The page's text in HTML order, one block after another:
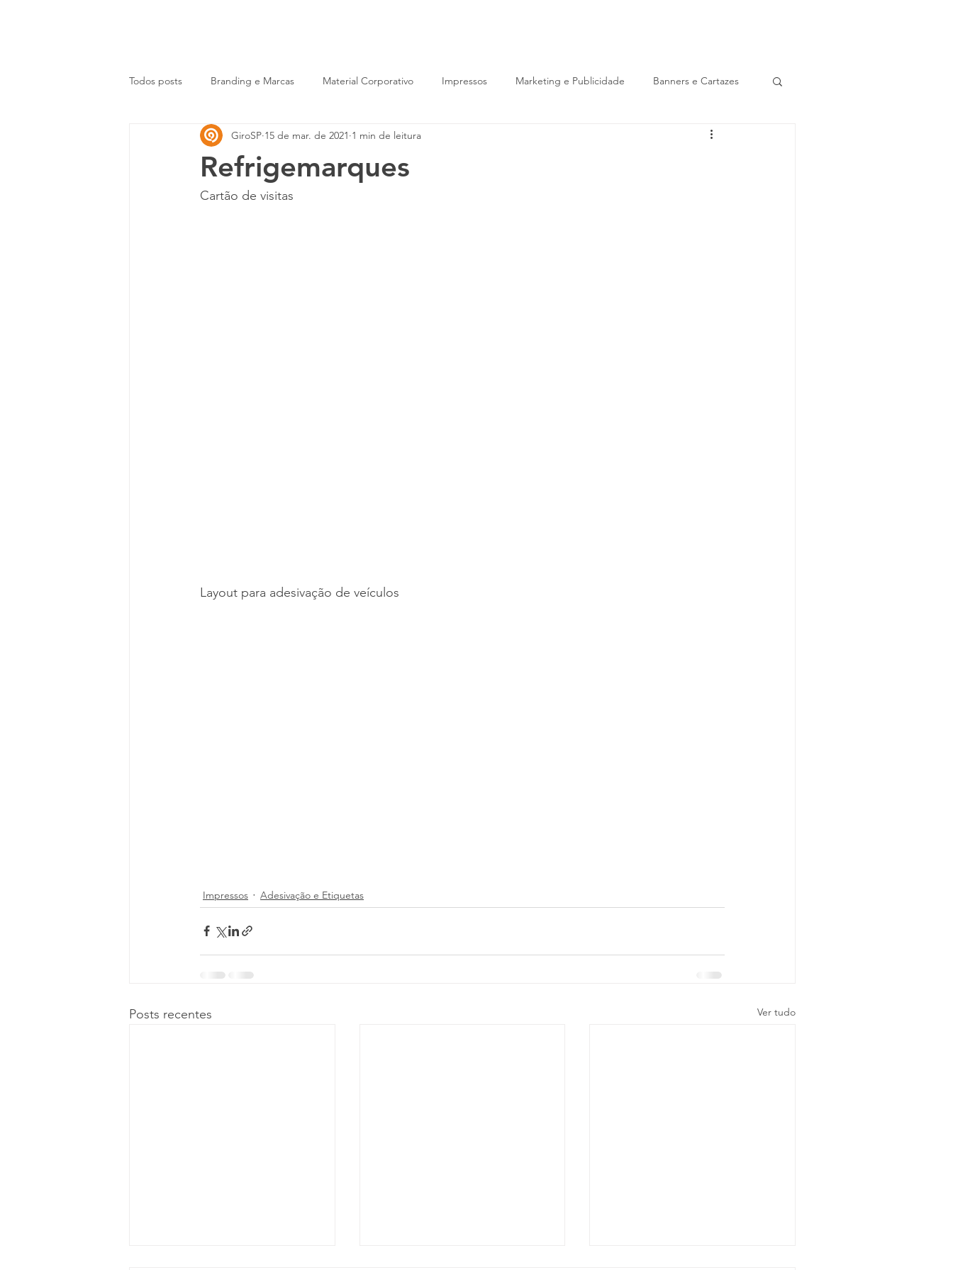
Todos posts Branding e Marcas Material Corporativo Impressos Marketing e Publicidade Banners e Cartazes
Adesivação e Etiquetas
Refrigemarques
GiroSP 15 de mar. de 2021 1 min de leitura
Cartão de visitas
Layout para adesivação de veículos
Impressos Adesivação e Etiquetas
Posts recentes Ver tudo